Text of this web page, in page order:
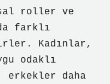
roller ve
farklı
Kadınlar,
odaklı
erkekler daha